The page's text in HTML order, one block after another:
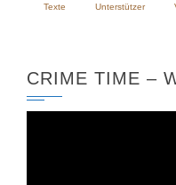
Texte Unterstützer
CRIME TIME –